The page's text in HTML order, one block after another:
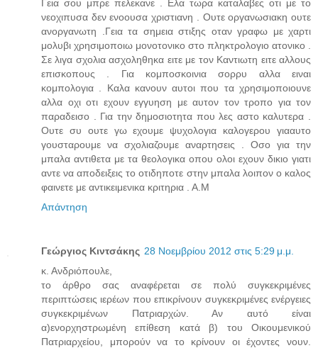
Γεια σου μπρε πελεκανε . Ελα τωρα καταλαβες οτι με το
νεοχιπυσα δεν ενοουσα χριστιανη . Ουτε οργανωσιακη ουτε
ανοργανωτη .Γεια τα σημεια στιξης οταν γραφω με χαρτι
μολυβι χρησιμοποιω μονοτονικο στο πληκτρολογιο ατονικο .
Σε λιγα σχολια ασχοληθηκα ειτε με τον Καντιωτη ειτε αλλους
επισκοπους . Για κομποσκοινια σορρυ αλλα ειναι
κομπολογια . Καλα κανουν αυτοι που τα χρησιμοποιουνε
αλλα οχι οτι εχουν εγγυηση με αυτον τον τροπο για τον
παραδεισο . Για την δημοσιοτητα που λες αστο καλυτερα .
Ουτε συ ουτε γω εχουμε ψυχολογια καλογερου γιααυτο
γουσταρουμε να σχολιαζουμε αναρτησεις . Οσο για την
μπαλα αντιθετα με τα θεολογικα οπου ολοι εχουν δικιο γιατι
αντε να αποδειξεις το οτιδηποτε στην μπαλα λοιπον ο καλος
φαινετε με αντικειμενικα κριτηρια . Α.Μ
Απάντηση
Γεώργιος Κιντσάκης 28 Νοεμβρίου 2012 στις 5:29 μ.μ.
κ. Ανδριόπουλε,
το άρθρο σας αναφέρεται σε πολύ συγκεκριμένες
περιπτώσεις ιερέων που επικρίνουν συγκεκριμένες ενέργειες
συγκεκριμένων Πατριαρχών. Αν αυτό είναι
α)ενορχηστρωμένη επίθεση κατά β) του Οικουμενικού
Πατριαρχείου, μπορούν να το κρίνουν οι έχοντες νουν.